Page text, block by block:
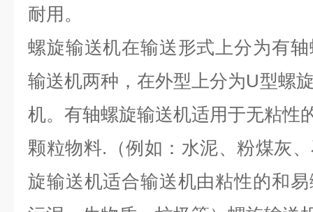
耐用。
螺旋输送机在输送形式上分为有
输送机两种，在外型上分为U型螺
机。有轴螺旋输送机适用于无粘性
颗粒物料.（例如：水泥、粉煤灰
旋输送机适合输送机由粘性的和